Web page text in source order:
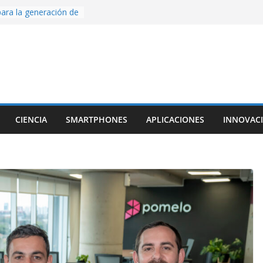
la generación de
con Inteligencia
una app
una
CIENCIA SMARTPHONES APLICACIONES